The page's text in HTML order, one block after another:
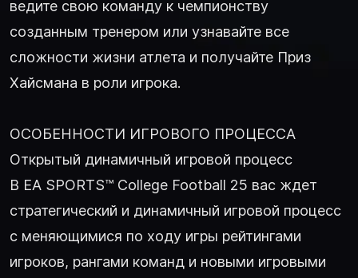
ведите свою команду к чемпионству
созданным тренером или узнавайте все
сложности жизни атлета и получайте Приз
Хайсмана в роли игрока.
ОСОБЕННОСТИ ИГРОВОГО ПРОЦЕССА
Открытый динамичный игровой процесс
В EA SPORTS™ College Football 25 вас ждет
стратегический и динамичный игровой процесс
с меняющимися по ходу игры рейтингами
игроков, рангами команд и новыми игровыми